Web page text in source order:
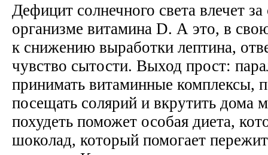
Дефицит солнечного света влечет
организме витамина D. А это, в
к снижению выработки лептина,
чувство сытости. Выход прост:
принимать витаминные комплексы,
посещать солярий и вкрутить
похудеть поможет особая диета,
шоколад, который помогает